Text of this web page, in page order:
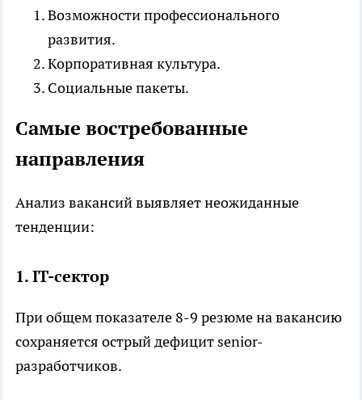
Возможности профессионального
развития.
Корпоративная культура.
Социальные пакеты.
Самые востребованные
направления
Анализ вакансий выявляет неожиданные
тенденции:
1. IT-сектор
При общем показателе 8-9 резюме на вакансию
сохраняется острый дефицит senior-
разработчиков.